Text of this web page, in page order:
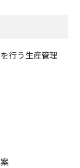
行う生産管理